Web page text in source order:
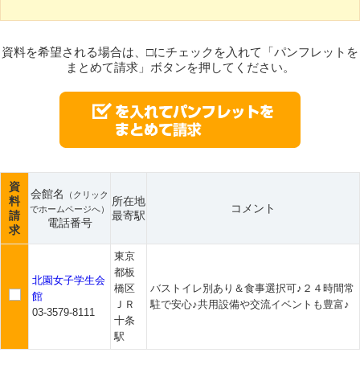
資料を希望される場合は、□にチェックを入れて「パンフレットを
まとめて請求」ボタンを押してください。
資
料
請
求
会館名
（クリック
でホームページへ）
電話番号
所在地
最寄駅
コメント
北園女子学生会
館
03-3579-8111
東京
都板
橋区
ＪＲ
十条
駅
バストイレ別あり＆食事選択可♪２４時間常
駐で安心♪共用設備や交流イベントも豊富♪